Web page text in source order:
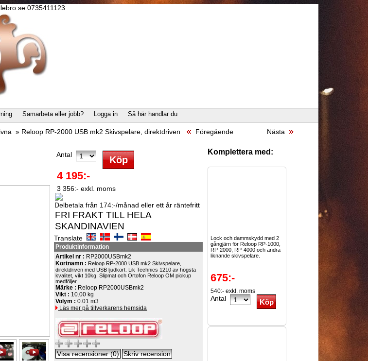
0735411123
Samarbeta eller jobb? Logga in Så här handlar du
» Reloop RP-2000 USB mk2 Skivspelare, direktdriven Föregående Nästa
Antal
4 195:-
3 356:- exkl. moms
Delbetala från 174:-/månad eller ett år räntefritt
FRI FRAKT TILL HELA
SKANDINAVIEN
Translate
Produktinformation
Artikel nr : RP2000USBmk2
Kortnamn : Reloop RP-2000 USB mk2 Skivspelare,
direktdriven med USB ljudkort. Lik Technics 1210 av högsta
kvalitet, vikt 10kg. Slipmat och Ortofon Reloop OM pickup
medföljer.
Märke : Reloop RP2000USBmk2
Vikt : 10.00 kg
Volym :0.01 m3
Läs mer på tillverkarens hemsida
Komplettera med:
Lock och dammskydd med 2
gångjärn för Reloop RP-1000,
RP-2000, RP-4000 och andra
liknande skivspelare.
675:-
540:- exkl. moms
Antal